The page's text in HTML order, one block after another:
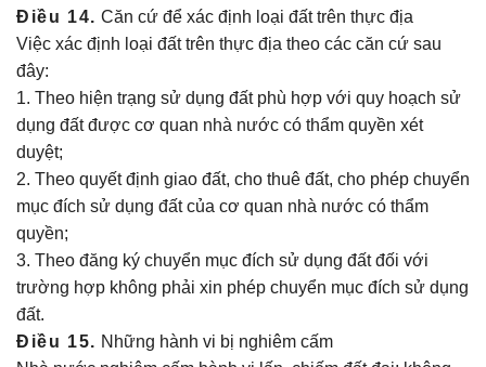
Điều 14. Căn cứ để xác định loại đất trên thực địa
Việc xác định loại đất trên thực địa theo các căn cứ sau
đây:
1. Theo hiện trạng sử dụng đất phù hợp với quy hoạch sử
dụng đất được cơ quan nhà nước có thẩm quyền xét
duyệt;
2. Theo quyết định giao đất, cho thuê đất, cho phép chuyển
mục đích sử dụng đất của cơ quan nhà nước có thẩm
quyền;
3. Theo đăng ký chuyển mục đích sử dụng đất đối với
trường hợp không phải xin phép chuyển mục đích sử dụng
đất.
Điều 15. Những hành vi bị nghiêm cấm